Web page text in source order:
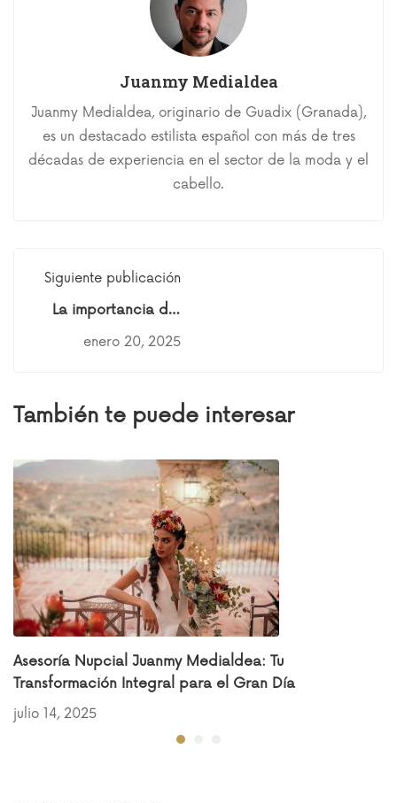
Juanmy Medialdea
Juanmy Medialdea, originario de Guadix (Granada),
es un destacado estilista español con más de tres
décadas de experiencia en el sector de la moda y el
cabello.
Siguiente publicación
La importancia del
total look en tu gran
enero 20, 2025
También te puede interesar
Asesoría Nupcial Juanmy Medialdea: Tu
Transformación Integral para el Gran Día
julio 14, 2025